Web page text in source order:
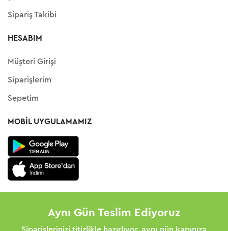
Sipariş Takibi
HESABIM
Müşteri Girişi
Siparişlerim
Sepetim
MOBIL UYGULAMAMIZ
Aynı Gün Teslim Ediyoruz